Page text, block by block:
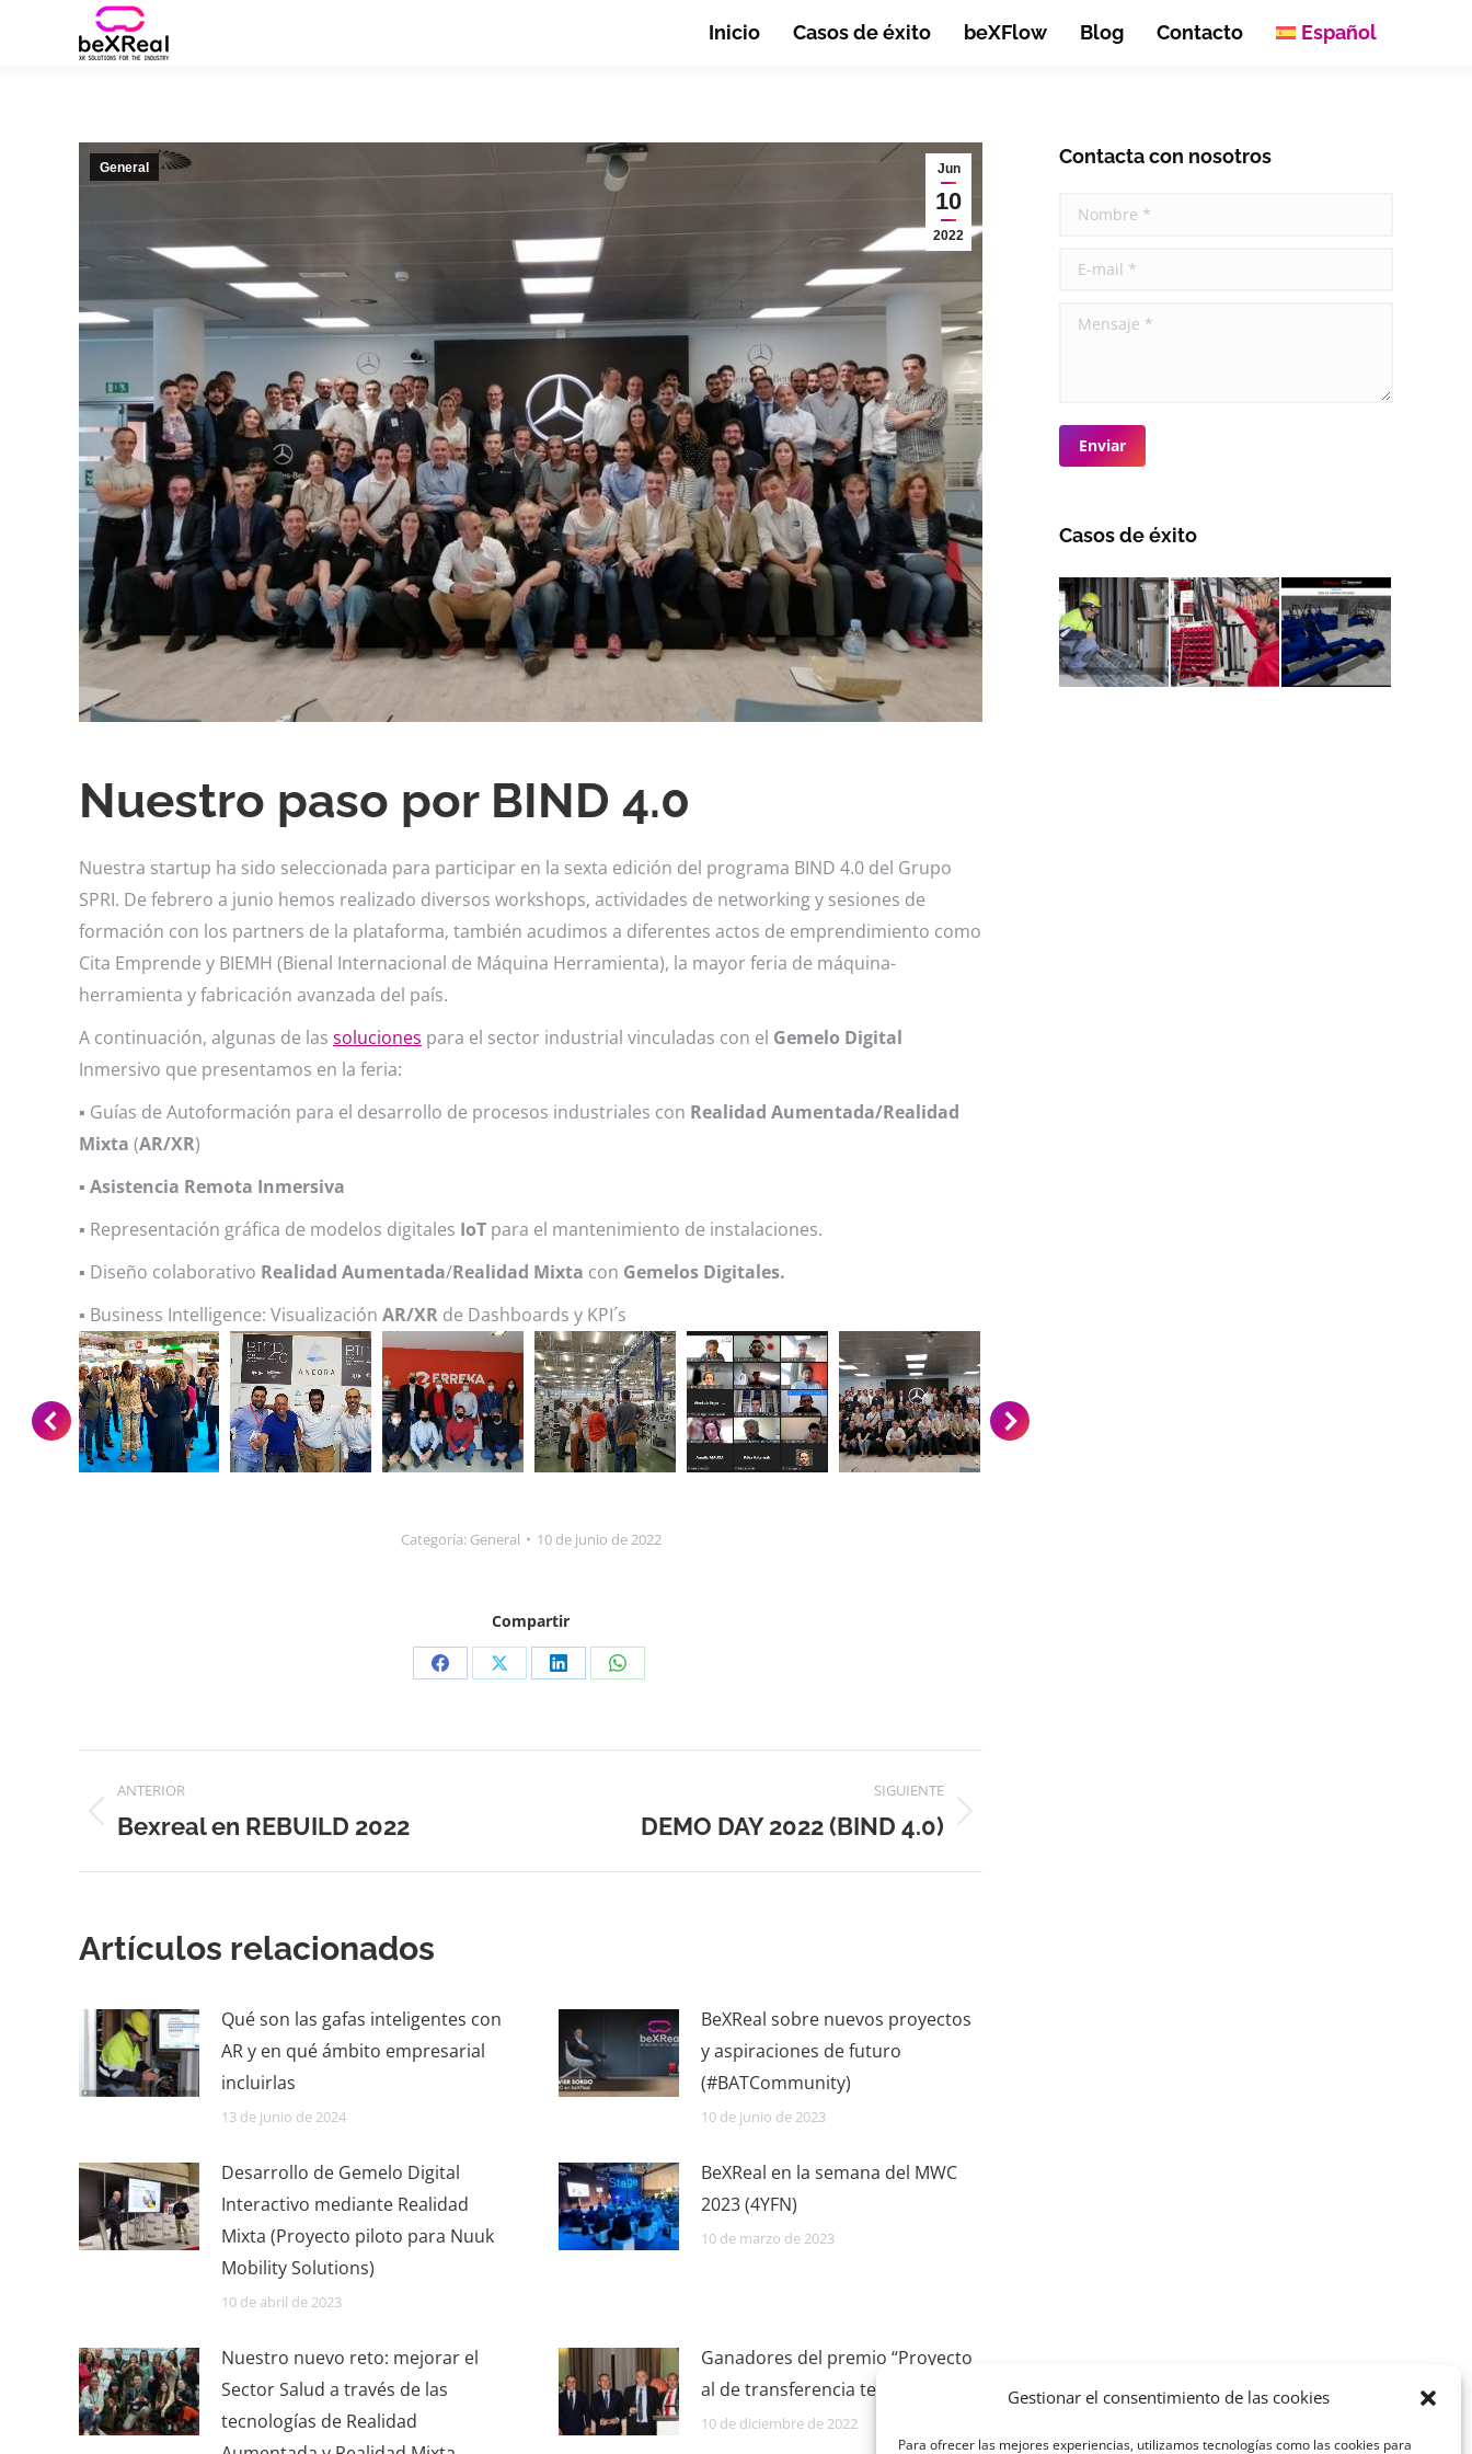
Gestionar el consentimiento de las cookies
Para ofrecer las mejores experiencias, utilizamos tecnologías como las cookies para
Inicio Casos de éxito beXFlow Blog Contacto Español
Jun
10
2022
General
Nuestro paso por BIND 4.0
Nuestra startup ha sido seleccionada para participar en la sexta edición del programa BIND 4.0 del Grupo
SPRI. De febrero a junio hemos realizado diversos workshops, actividades de networking y sesiones de
formación con los partners de la plataforma, también acudimos a diferentes actos de emprendimiento como
Cita Emprende y BIEMH (Bienal Internacional de Máquina Herramienta), la mayor feria de máquina-
herramienta y fabricación avanzada del país.
A continuación, algunas de las soluciones para el sector industrial vinculadas con el Gemelo Digital
Inmersivo que presentamos en la feria:
▪️ Guías de Autoformación para el desarrollo de procesos industriales con Realidad Aumentada/Realidad
Mixta (AR/XR)
▪️ Asistencia Remota Inmersiva
▪️ Representación gráfica de modelos digitales IoT para el mantenimiento de instalaciones.
▪️ Diseño colaborativo Realidad Aumentada/Realidad Mixta con Gemelos Digitales.
▪️ Business Intelligence: Visualización AR/XR de Dashboards y KPI´s
Categoría: General 10 de junio de 2022
Compartir
Share Share Share Share
Navegación
entre
ANTERIOR
Publicación
Bexreal en REBUILD 2022
SIGUIENTE
PublicaciónDEMO DAY 2022 (BIND 4.0)
Artículos relacionados
Qué son las gafas inteligentes con
AR y en qué ámbito empresarial
incluirlas
13 de junio de 2024
BeXReal sobre nuevos proyectos
y aspiraciones de futuro
(#BATCommunity)
10 de junio de 2023
Desarrollo de Gemelo Digital
Interactivo mediante Realidad
Mixta (Proyecto piloto para Nuuk
Mobility Solutions)
10 de abril de 2023
BeXReal en la semana del MWC
2023 (4YFN)
10 de marzo de 2023
Nuestro nuevo reto: mejorar el
Sector Salud a través de las
tecnologías de Realidad
Ganadores del premio “Proyecto
al de transferencia tecnológica”
10 de diciembre de 2022
Contacta con nosotros
Nombre *
E-mail *
Mensaje *
Enviar
Casos de éxito